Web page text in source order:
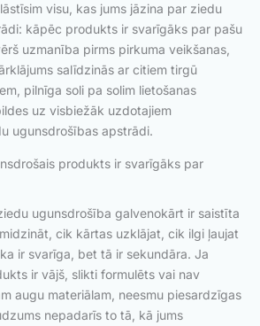
visu, kas jums jāzina par ziedu
kāpēc produkts ir svarīgāks par pašu
uzmanība pirms pirkuma veikšanas,
salīdzinās ar citiem tirgū
pilnīga soli pa solim lietošanas
uz visbiežāk uzdotajiem
ugunsdrošības apstrādi.
produkts ir svarīgāks par
ugunsdrošība galvenokārt ir saistīta
cik kārtas uzklājat, cik ilgi ļaujat
ir svarīga, bet tā ir sekundāra. Ja
ir vājš, slikti formulēts vai nav
augu materiālam, neesmu piesardzīgas
nepadarīs to tā, kā jums